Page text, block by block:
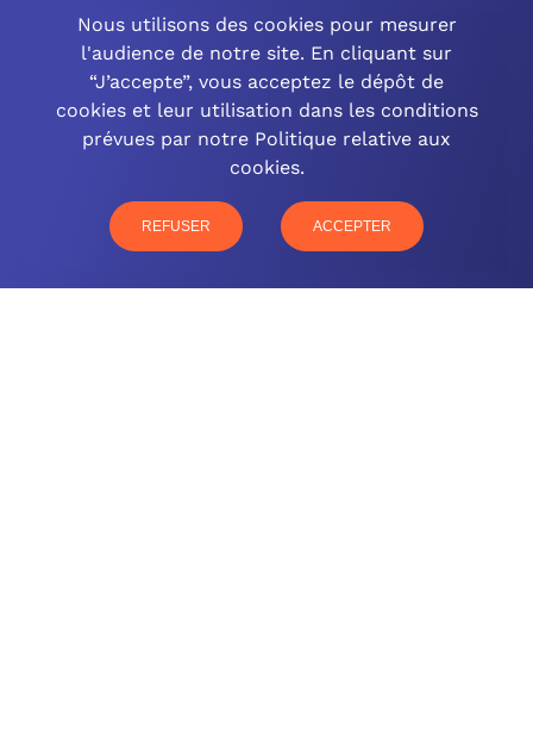
CONTACTEZ-NOUS
OCINEO GRAND EST
77 rue Paul Douce – 51480 Damery
CONTACTEZ-NOUS
Nous utilisons des cookies pour mesurer
l'audience de notre site. En cliquant sur
“J’accepte”, vous acceptez le dépôt de
cookies et leur utilisation dans les conditions
prévues par notre Politique relative aux
cookies.
REFUSER ACCEPTER